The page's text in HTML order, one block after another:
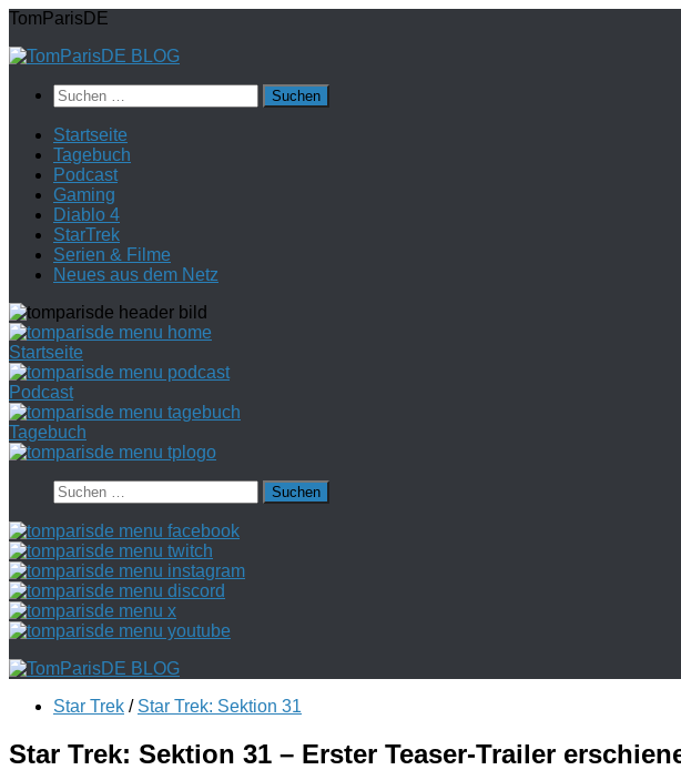
Zum
springen
TomParisDE
Suchen
nach:
Startseite
Tagebuch
Podcast
Gaming
Diablo 4
StarTrek
Serien & Filme
Neues aus dem Netz
Startseite
Podcast
Tagebuch
Suchen
nach:
Star Trek / Star Trek: Sektion 31
Star Trek: Sektion 31 – Erster Teaser-Trailer